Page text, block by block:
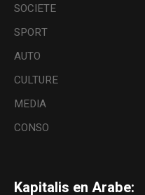
SOCIETE
SPORT
AUTO
CULTURE
MEDIA
CONSO
Kapitalis en Arabe: